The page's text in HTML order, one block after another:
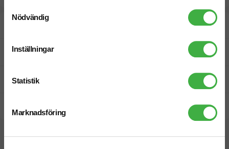
Nödvändig
Inställningar
Statistik
Marknadsföring
Fri offert
Prisgaranti